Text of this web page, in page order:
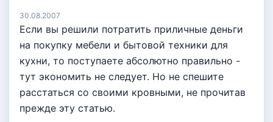
30.08.2007
Если вы решили потратить приличные деньги
на покупку мебели и бытовой техники для
кухни, то поступаете абсолютно правильно -
тут экономить не следует. Но не спешите
расстаться со своими кровными, не прочитав
прежде эту статью.